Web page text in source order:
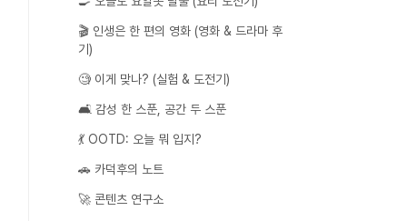
🎬 인생은 한 편의 영화 (영화 & 드라마 후
기)
🧐 이게 맞나? (실험 & 도전기)
🛋️ 감성 한 스푼, 공간 두 스푼
💃 OOTD: 오늘 뭐 입지?
🚗 카덕후의 노트
🚀 콘텐츠 연구소